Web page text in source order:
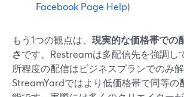
Facebook Page Help)
もう1つの観点は、 現実的な価格帯での
さです。Restreamは多配信先を強調し
所程度の配信はビジネスプランでのみ解
StreamYardではより低価格帯で同等の